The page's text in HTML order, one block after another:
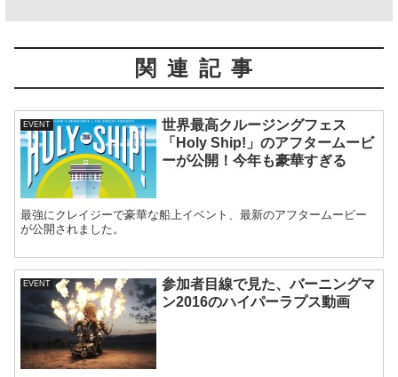
関連記事
EVENT
世界最高クルージングフェス
「Holy Ship!」のアフタームービ
ーが公開！今年も豪華すぎる
最強にクレイジーで豪華な船上イベント、最新のアフタームービー
が公開されました。
EVENT
参加者目線で見た、バーニングマ
ン2016のハイパーラプス動画